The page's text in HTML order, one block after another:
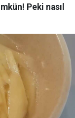
Peki nasıl